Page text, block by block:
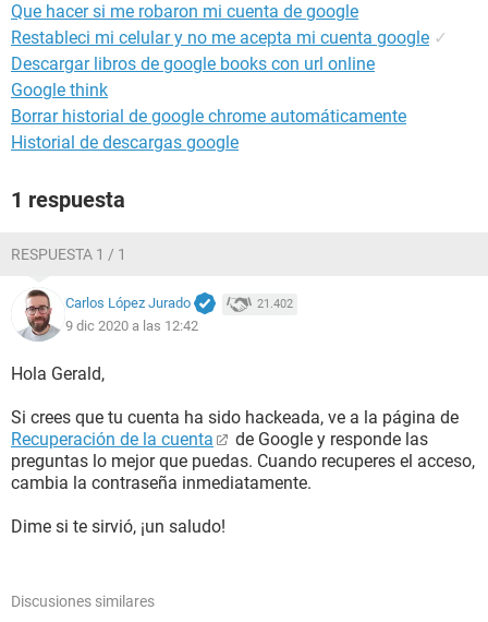
Que hacer si me robaron mi cuenta de google
Restableci mi celular y no me acepta mi cuenta google ✓
Descargar libros de google books con url online
Google think
Borrar historial de google chrome automáticamente
Historial de descargas google
1 respuesta
RESPUESTA 1 / 1
Carlos López Jurado 21.402
9 dic 2020 a las 12:42
Hola Gerald,
Si crees que tu cuenta ha sido hackeada, ve a la página de
Recuperación de la cuenta
de Google y responde las
preguntas lo mejor que puedas. Cuando recuperes el acceso,
cambia la contraseña inmediatamente.
Dime si te sirvió, ¡un saludo!
Discusiones similares